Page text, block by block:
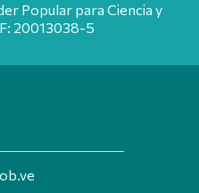
Popular para Ciencia y
20013038-5